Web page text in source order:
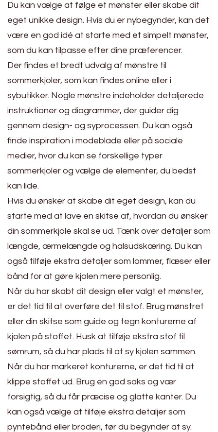
Du kan vælge at følge et mønster eller skabe dit
eget unikke design. Hvis du er nybegynder, kan det
være en god idé at starte med et simpelt mønster,
som du kan tilpasse efter dine præferencer.
Der findes et bredt udvalg af mønstre til
sommerkjoler, som kan findes online eller i
sybutikker. Nogle mønstre indeholder detaljerede
instruktioner og diagrammer, der guider dig
gennem design- og syprocessen. Du kan også
finde inspiration i modeblade eller på sociale
medier, hvor du kan se forskellige typer
sommerkjoler og vælge de elementer, du bedst
kan lide.
Hvis du ønsker at skabe dit eget design, kan du
starte med at lave en skitse af, hvordan du ønsker
din sommerkjole skal se ud. Tænk over detaljer som
længde, ærmelængde og halsudskæring. Du kan
også tilføje ekstra detaljer som lommer, flæser eller
bånd for at gøre kjolen mere personlig.
Når du har skabt dit design eller valgt et mønster,
er det tid til at overføre det til stof. Brug mønstret
eller din skitse som guide og tegn konturerne af
kjolen på stoffet. Husk at tilføje ekstra stof til
sømrum, så du har plads til at sy kjolen sammen.
Når du har markeret konturerne, er det tid til at
klippe stoffet ud. Brug en god saks og vær
forsigtig, så du får præcise og glatte kanter. Du
kan også vælge at tilføje ekstra detaljer som
pyntebånd eller broderi, før du begynder at sy.